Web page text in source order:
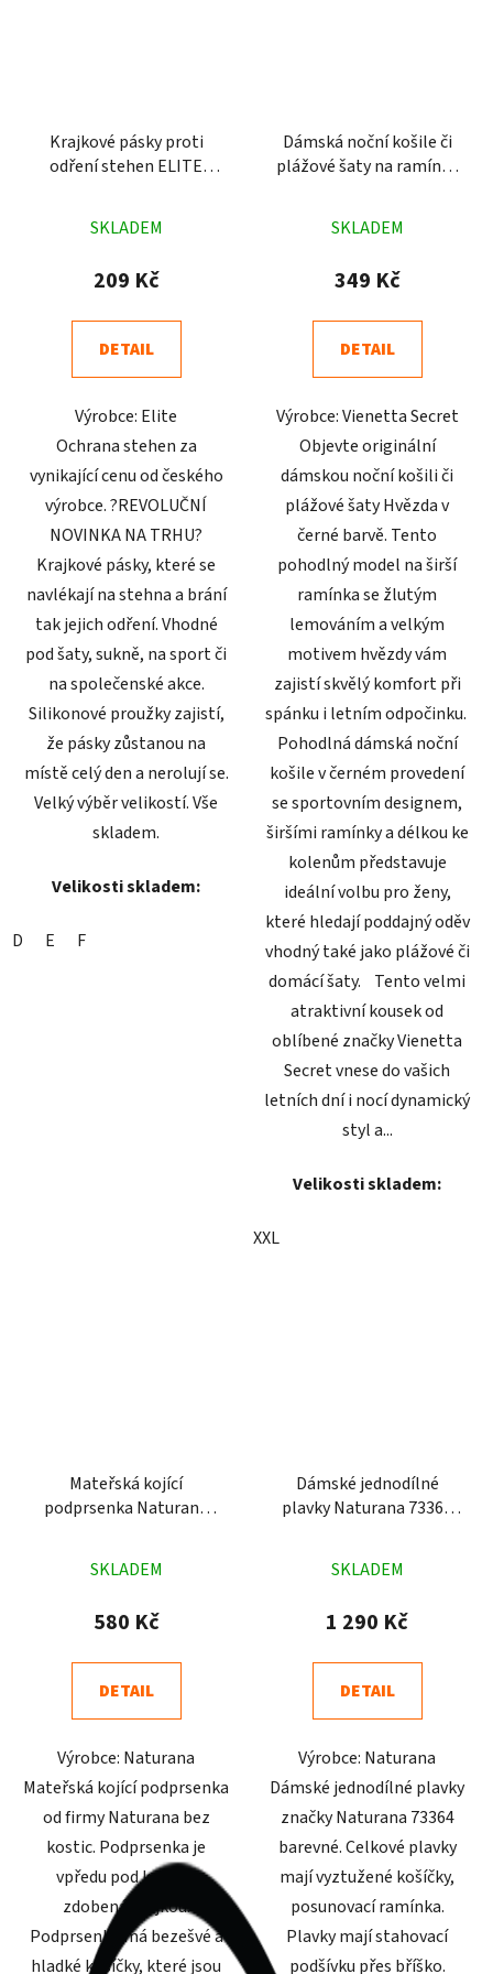
Krajkové pásky proti
odření stehen ELITE
hodnocení
produktu
4,4
z
hvězdiček.
SKLADEM
209 Kč
DETAIL
Výrobce: Elite
Ochrana stehen za
vynikající cenu od českého
výrobce. ?REVOLUČNÍ
NOVINKA NA TRHU?
Krajkové pásky, které se
navlékají na stehna a brání
tak jejich odření. Vhodné
pod šaty, sukně, na sport či
na společenské akce.
Silikonové proužky zajistí,
že pásky zůstanou na
místě celý den a nerolují se.
Velký výběr velikostí. Vše
skladem.
Velikosti skladem:
D E F
Dámská noční košile či
plážové šaty na ramínka
hodnocení
produktu
4,7
z
hvězdiček.
SKLADEM
349 Kč
DETAIL
Výrobce: Vienetta Secret
Objevte originální
dámskou noční košili či
plážové šaty Hvězda v
černé barvě. Tento
pohodlný model na širší
ramínka se žlutým
lemováním a velkým
motivem hvězdy vám
zajistí skvělý komfort při
spánku i letním odpočinku.
Pohodlná dámská noční
košile v černém provedení
se sportovním designem,
širšími ramínky a délkou ke
kolenům představuje
ideální volbu pro ženy,
které hledají poddajný oděv
vhodný také jako plážové či
domácí šaty. Tento velmi
atraktivní kousek od
oblíbené značky Vienetta
Secret vnese do vašich
letních dní i nocí dynamický
styl a...
Velikosti skladem:
XXL
Mateřská kojící
podprsenka Naturana
hodnocení
produktu
4,8
z
hvězdiček.
SKLADEM
580 Kč
DETAIL
Výrobce: Naturana
Mateřská kojící podprsenka
od firmy Naturana bez
kostic. Podprsenka je
vpředu pod košíčky
zdobená krajkou.
Podprsenka má bezešvé a
hladké košíčky, které jsou
Dámské jednodílné
plavky Naturana 73364
hodnocení
produktu
4,3
z
hvězdiček.
SKLADEM
1 290 Kč
DETAIL
Výrobce: Naturana
Dámské jednodílné plavky
značky Naturana 73364
barevné. Celkové plavky
mají vyztužené košíčky,
posunovací ramínka.
Plavky mají stahovací
podšívku přes bříško.